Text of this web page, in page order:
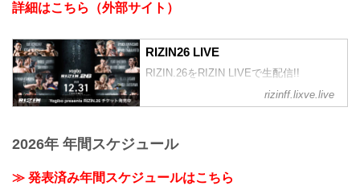
詳細はこちら（外部サイト）
RIZIN26 LIVE
RIZIN.26をRIZIN LIVEで生配信!!
rizinff.lixve.live
2026年 年間スケジュール
≫ 発表済み年間スケジュールはこちら